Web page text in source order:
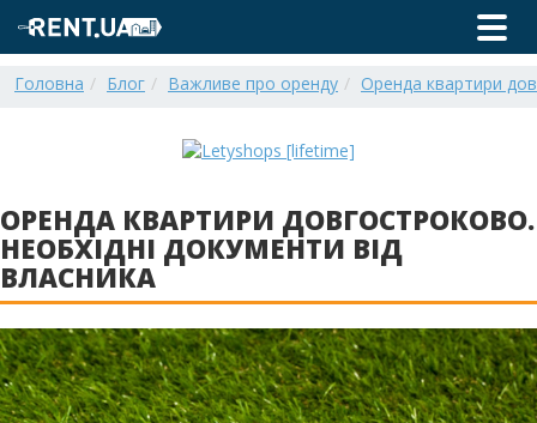
Головна Блог Важливе про оренду Оренда квартири
ОРЕНДА КВАРТИРИ ДОВГОСТРОКОВО.
НЕОБХІДНІ ДОКУМЕНТИ ВІД
ВЛАСНИКА